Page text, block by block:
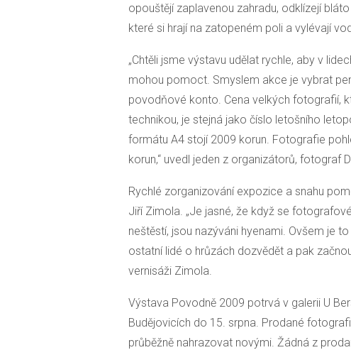
opouštějí zaplavenou zahradu, odklízejí
které si hrají na zatopeném poli a vylévají
„Chtěli jsme výstavu udělat rychle, aby v
mohou pomoct. Smyslem akce je vybrat
povodňové konto. Cena velkých fotografií,
technikou, je stejná jako číslo letošního
formátu A4 stojí 2009 korun. Fotografie
korun,“ uvedl jeden z organizátorů, fotograf
Rychlé zorganizování expozice a snahu
Jiří Zimola. „Je jasné, že když se
neštěstí, jsou nazýváni hyenami. Ovšem je
ostatní lidé o hrůzách dozvědět a pak
vernisáži Zimola.
Výstava Povodně 2009 potrvá v galerii U
Budějovicích do 15. srpna. Prodané
průběžně nahrazovat novými. Žádná z